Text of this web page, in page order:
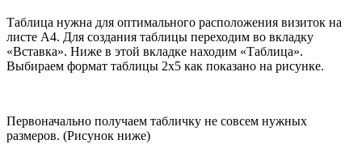
Таблица нужна для оптимального расположения визиток на
листе А4. Для создания таблицы переходим во вкладку
«Вставка». Ниже в этой вкладке находим «Таблица».
Выбираем формат таблицы 2х5 как показано на рисунке.
Первоначально получаем табличку не совсем нужных
размеров. (Рисунок ниже)